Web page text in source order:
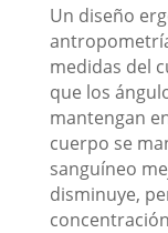
Un diseño
medidas del
que los
mantengan
cuerpo se
sanguíneo
disminuye,